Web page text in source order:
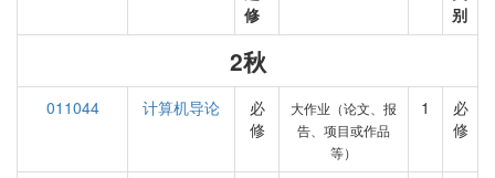
修
别
2秋
011044 计算机导论
必
修
大作业（论文、报
告、项目或作品
等）
1
必
修